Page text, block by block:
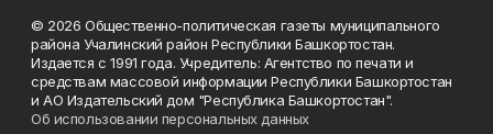
© 2026 Общественно-политическая газеты муниципального
района Учалинский район Республики Башкортостан.
Издается с 1991 года. Учредитель: Агентство по печати и
средствам массовой информации Республики Башкортостан
и АО Издательский дом "Республика Башкортостан".
Об использовании персональных данных